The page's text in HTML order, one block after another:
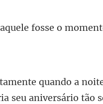
se o
seu aniversário tão